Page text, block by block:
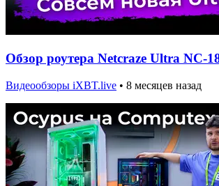
Обзор роутера Netcraze Ultra NC-
Видеообзоры iXBT.live • 8 месяцев назад